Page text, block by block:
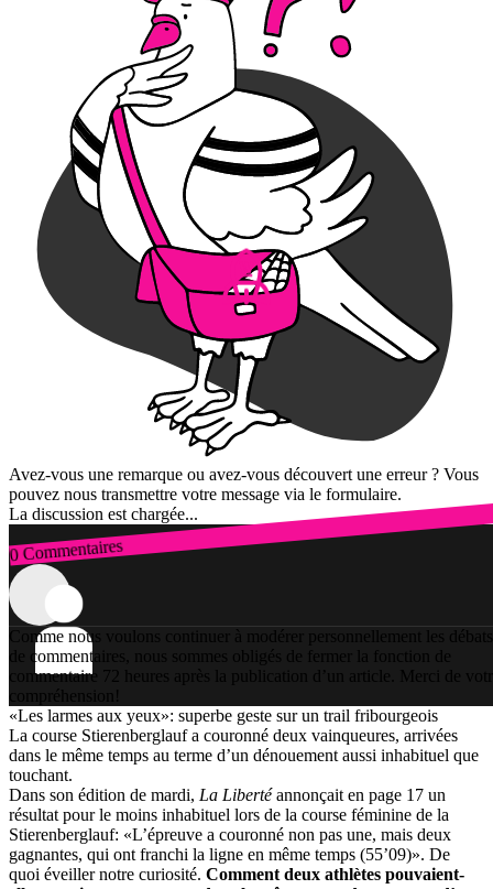
Avez-vous une remarque ou avez-vous découvert une erreur ? Vous
pouvez nous transmettre votre message via le formulaire.
La discussion est chargée...
0 Commentaires
Connexion
Comme nous voulons continuer à modérer personnellement les débats
de commentaires, nous sommes obligés de fermer la fonction de
commentaire 72 heures après la publication d’un article. Merci de
compréhension!
«Les larmes aux yeux»: superbe geste sur un trail fribourgeois
La course Stierenberglauf a couronné deux vainqueures, arrivées
dans le même temps au terme d’un dénouement aussi inhabituel que
touchant.
Dans son édition de mardi, La Libertéannonçait en page 17 un
résultat pour le moins inhabituel lors de la course féminine de la
Stierenberglauf: «L’épreuve a couronné non pas une, mais deux
gagnantes, qui ont franchi la ligne en même temps (55’09)». De
quoi éveiller notre curiosité. Comment deux athlètes pouvaient-